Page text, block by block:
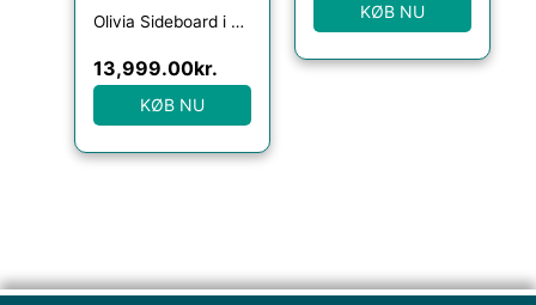
Olivia Sideboard i egetræ og egetræsfinér B180 cm – Sort
13,999.00kr.
KØB NU
KØB NU